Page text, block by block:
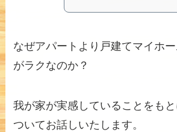
なぜアパートより戸建てマイホ
がラクなのか？
我が家が実感していることをも
ついてお話しいたします。